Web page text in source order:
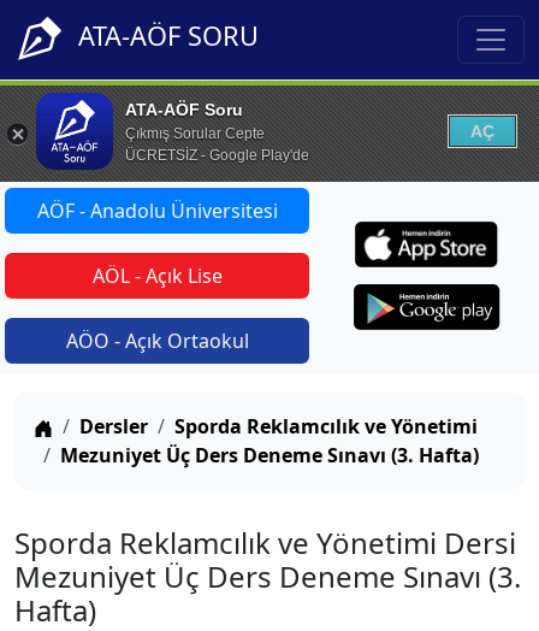
ATA-AÖF SORU
ATA-AÖF Soru
Çıkmış Sorular Cepte
ÜCRETSİZ - Google Play'de
AÇ
AÖF - Anadolu Üniversitesi
AÖL - Açık Lise
AÖO - Açık Ortaokul
Anasayfa
Dersler
Sporda Reklamcılık ve Yönetimi
Mezuniyet Üç Ders Deneme Sınavı (3. Hafta)
Sporda Reklamcılık ve Yönetimi Dersi
Mezuniyet Üç Ders Deneme Sınavı (3.
Hafta)